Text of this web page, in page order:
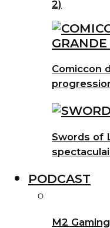
2)
Comiccon
Swords of
PODCAST
M2